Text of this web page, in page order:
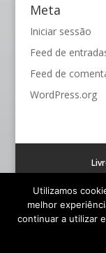
Meta
Iniciar sessão
Feed de
Feed de
WordPress.org
© Funerária
Utilizamos
melhor
continuar a utilizar